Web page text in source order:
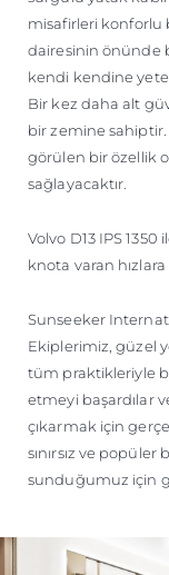
misafirleri konforlu
dairesinin önünde
kendi kendine
Bir kez daha alt
bir zemine
görülen bir özellik
sağlayacaktır.
Volvo D13 IPS
knota varan
Sunseeker
Ekiplerimiz, güzel
tüm praktikleriyle
etmeyi başardılar
çıkarmak için
sınırsız ve
sunduğumuz için